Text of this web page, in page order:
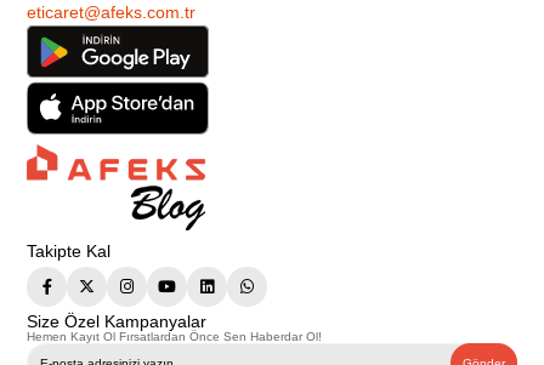
eticaret@afeks.com.tr
Takipte Kal
Size Özel Kampanyalar
Hemen Kayıt Ol Fırsatlardan Önce Sen Haberdar Ol!